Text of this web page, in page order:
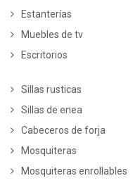
Estanterías
Muebles de tv
Escritorios
Sillas rusticas
Sillas de enea
Cabeceros de forja
Mosquiteras
Mosquiteras enrollables